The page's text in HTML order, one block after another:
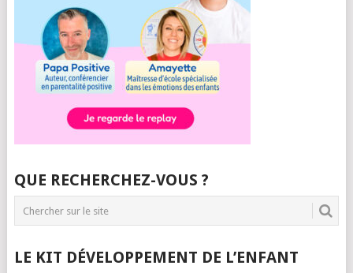
QUE RECHERCHEZ-VOUS ?
LE KIT DÉVELOPPEMENT DE L’ENFANT